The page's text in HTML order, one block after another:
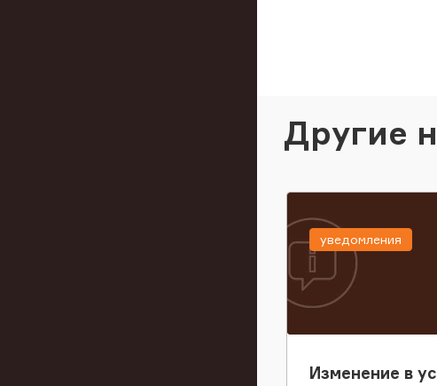
Другие
Изменение в
уведомления